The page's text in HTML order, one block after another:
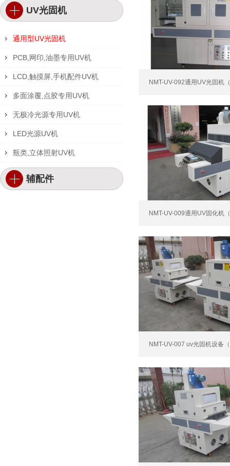
UV光固机
通用型UV光固机
PCB,网印,油墨专用UV机
LCD,触摸屏,手机配件UV机
多面涂覆,点胶专用UV机
无极冷光源专用UV机
LED光源UV机
瓶类,立体照射UV机
辅配件
NMT-UV-092通用UV光固机
NMT-UV-009通用UV固化机
NMT-UV-007 uv光固机设备